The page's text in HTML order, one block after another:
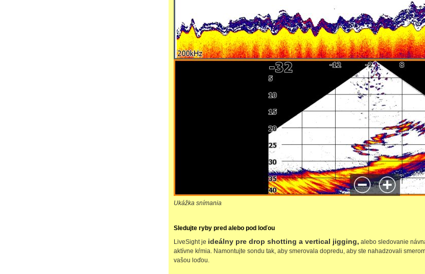
Ukážka snímania
Sledujte ryby pred alebo pod loďou
LiveSight je ideálny pre drop shotting a vertical jigging, alebo sledovanie
aktívne kŕmia. Namontujte sondu tak, aby smerovala dopredu, aby ste nahadzovali
vašou loďou.